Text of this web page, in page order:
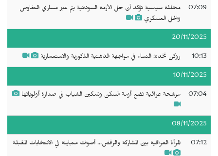
07:09
محللة سياسية تؤكد أن حل الأزمة السودانية يتم عبر مساري التفاوض
والحل العسكري
20/11/2025
10:13 روكن نخده: النساء في مواجهة الذهنية الذكورية والاستعمارية
10/11/2025
07:04 مرشحة عراقية تضع أزمة السكن وتمكين الشباب في صدارة أولوياتها
08/11/2025
07:12 المرأة العراقية بين المشاركة والرفض... أصوات متباينة في الانتخابات المقبلة